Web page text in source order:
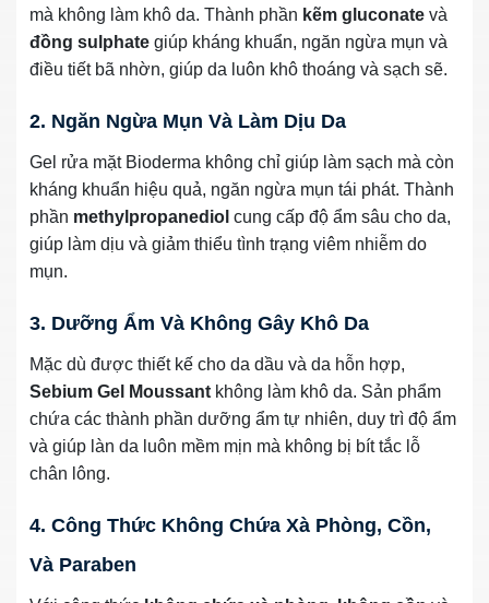
mà không làm khô da. Thành phần kẽm gluconate và
đồng sulphate giúp kháng khuẩn, ngăn ngừa mụn và
điều tiết bã nhờn, giúp da luôn khô thoáng và sạch sẽ.
2. Ngăn Ngừa Mụn Và Làm Dịu Da
Gel rửa mặt Bioderma không chỉ giúp làm sạch mà còn
kháng khuẩn hiệu quả, ngăn ngừa mụn tái phát. Thành
phần methylpropanediol cung cấp độ ẩm sâu cho da,
giúp làm dịu và giảm thiểu tình trạng viêm nhiễm do
mụn.
3. Dưỡng Ẩm Và Không Gây Khô Da
Mặc dù được thiết kế cho da dầu và da hỗn hợp,
Sebium Gel Moussant không làm khô da. Sản phẩm
chứa các thành phần dưỡng ẩm tự nhiên, duy trì độ ẩm
và giúp làn da luôn mềm mịn mà không bị bít tắc lỗ
chân lông.
4. Công Thức Không Chứa Xà Phòng, Cồn,
Và Paraben